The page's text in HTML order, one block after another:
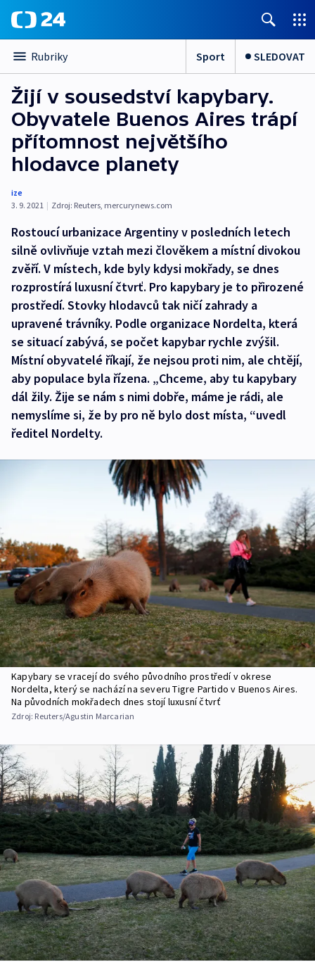
Rubriky Sport SLEDOVAT
Žijí v sousedství kapybary.
Obyvatele Buenos Aires trápí
přítomnost největšího
hlodavce planety
ize
3. 9. 2021 | Zdroj: Reuters, mercurynews.com
Rostoucí urbanizace Argentiny v posledních letech
silně ovlivňuje vztah mezi člověkem a místní divokou
zvěří. V místech, kde byly kdysi mokřady, se dnes
rozprostírá luxusní čtvrť. Pro kapybary je to přirozené
prostředí. Stovky hlodavců tak ničí zahrady a
upravené trávníky. Podle organizace Nordelta, která
se situací zabývá, se počet kapybar rychle zvýšil.
Místní obyvatelé říkají, že nejsou proti nim, ale chtějí,
aby populace byla řízena. „Chceme, aby tu kapybary
dál žily. Žije se nám s nimi dobře, máme je rádi, ale
nemyslíme si, že by pro ně bylo dost místa, “uvedl
ředitel Nordelty.
Kapybary se vracejí do svého původního prostředí v okrese
Nordelta, který se nachází na severu Tigre Partido v Buenos Aires.
Na původních mokřadech dnes stojí luxusní čtvrť
Zdroj: Reuters/Agustin Marcarian